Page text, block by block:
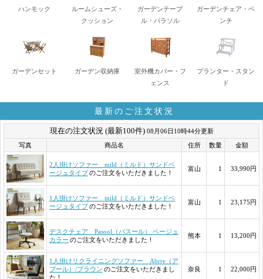
ハンモック
ルームシューズ・
クッション
ガーデンテーブ
ル・パラソル
ガーデンチェア・ベ
ンチ
ガーデンセット ガーデン収納庫
室外機カバー・フ
ェンス
プランター・スタン
ド
最新のご注文状況